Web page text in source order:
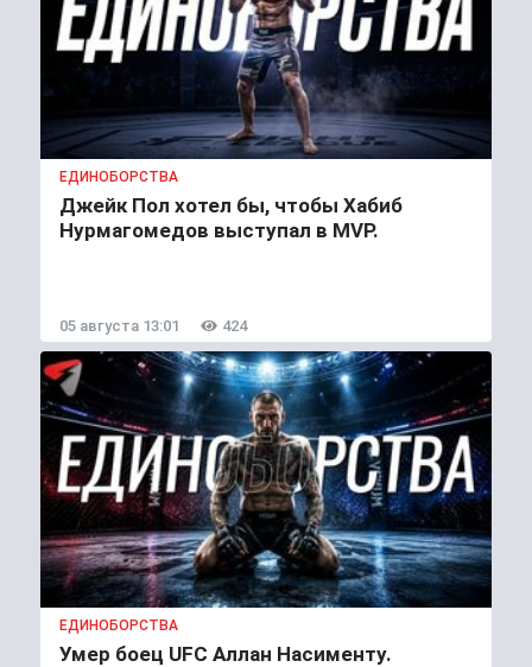
ЕДИНОБОРСТВА
Джейк Пол хотел бы, чтобы Хабиб
Нурмагомедов выступал в MVP.
05 августа 13:01 424
ЕДИНОБОРСТВА
Умер боец UFC Аллан Насименту.